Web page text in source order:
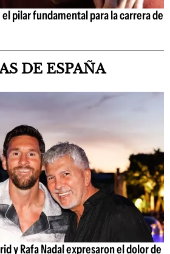
pilar fundamental para la carrera de
DE ESPAÑA
y Rafa Nadal expresaron el dolor de